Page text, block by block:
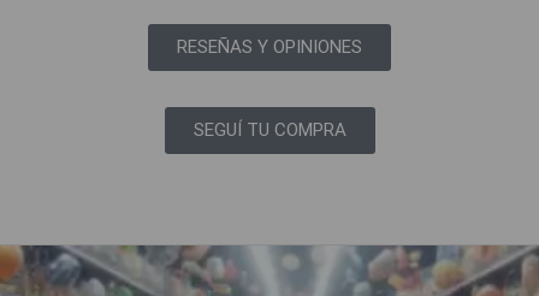
RESEÑAS Y OPINIONES
SEGUÍ TU COMPRA